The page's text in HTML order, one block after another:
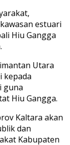
estuari
Hiu Gangga
Utara
kepada
guna
Hiu Gangga.
Kaltara akan
dan
Kabupaten